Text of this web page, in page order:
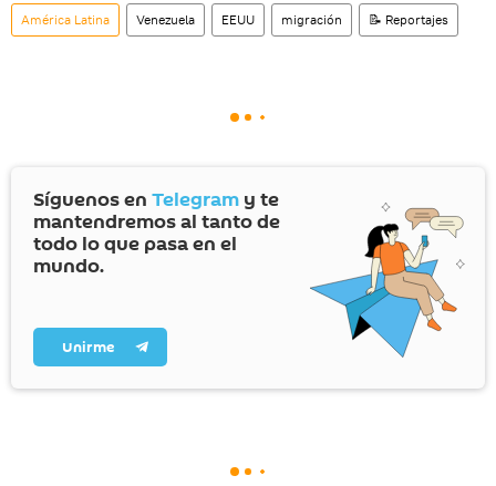
América Latina Venezuela EEUU migración 📝 Reportajes
Síguenos en Telegram y te
mantendremos al tanto de
todo lo que pasa en el
mundo.
Unirme